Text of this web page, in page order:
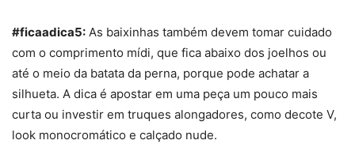
#ficaadica5: As baixinhas também devem tomar cuidado
com o comprimento mídi, que fica abaixo dos joelhos ou
até o meio da batata da perna, porque pode achatar a
silhueta. A dica é apostar em uma peça um pouco mais
curta ou investir em truques alongadores, como decote V,
look monocromático e calçado nude.